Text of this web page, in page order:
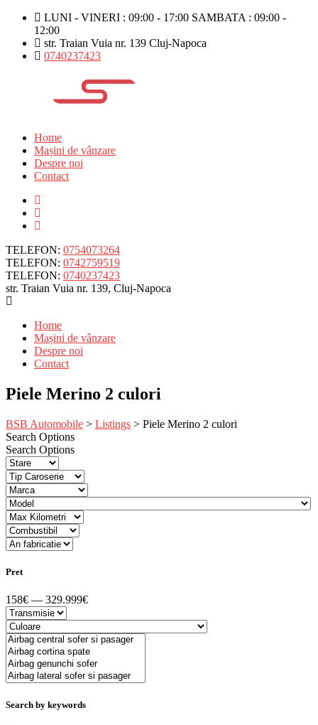
LUNI - VINERI : 09:00 - 17:00 SAMBATA : 09:00 -
12:00
str. Traian Vuia nr. 139 Cluj-Napoca
0740237423
Home
Mașini de vânzare
Despre noi
Contact
TELEFON: 0754073264
TELEFON: 0742759519
TELEFON: 0740237423
str. Traian Vuia nr. 139, Cluj-Napoca
Home
Mașini de vânzare
Despre noi
Contact
Piele Merino 2 culori
BSB Automobile > Listings > Piele Merino 2 culori
Search Options
Search Options
Pret
158€ — 329.999€
Search by keywords